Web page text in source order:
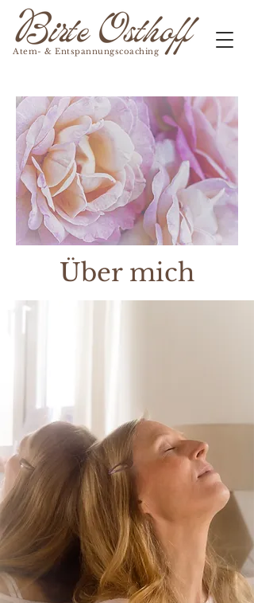
Atem- & Entspannungscoaching
Über mich